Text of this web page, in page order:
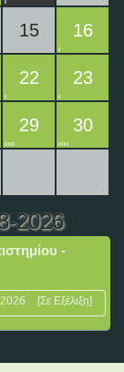
15 16
22 23
29 30
2026
-
[Σε Εξέλιξη]